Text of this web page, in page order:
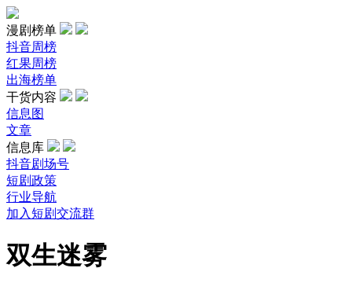
漫剧榜单
抖音周榜
红果周榜
出海榜单
干货内容
信息图
文章
信息库
抖音剧场号
短剧政策
行业导航
加入短剧交流群
双生迷雾